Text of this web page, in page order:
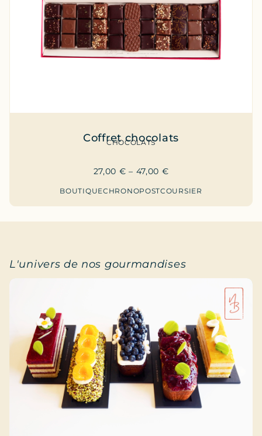
Coffret chocolats
CHOCOLATS
27,00 € – 47,00 €
BOUTIQUECHRONOPOSTCOURSIER
L'univers de nos gourmandises